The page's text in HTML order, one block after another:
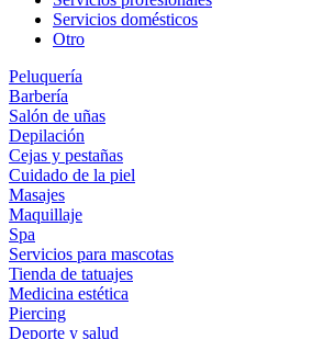
Servicios domésticos
Otro
Peluquería
Barbería
Salón de uñas
Depilación
Cejas y pestañas
Cuidado de la piel
Masajes
Maquillaje
Spa
Servicios para mascotas
Tienda de tatuajes
Medicina estética
Piercing
Deporte y salud